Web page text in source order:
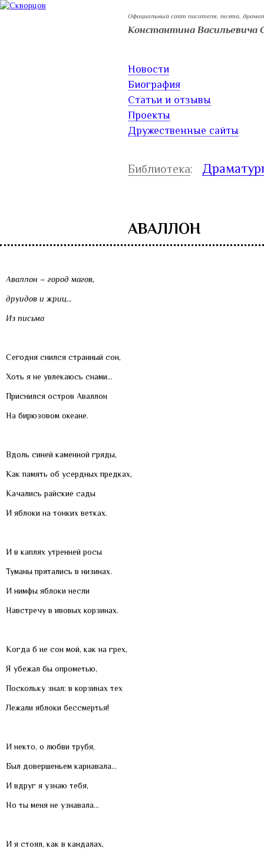
Официальный сайт писателя, поэта,
Константина Васильевича
Новости
Биография
Статьи и отзывы
Проекты
Дружественные сайты
Библиотека:
АВАЛЛОН
Аваллон – город магов,
друидов и жриц…
Из письма
Сегодня снился странный сон,
Хоть я не увлекаюсь снами…
Приснился остров Аваллон
На бирюзовом океане.
Вдоль синей каменной гряды,
Как память об усердных предках,
Качались райские сады
И яблоки на тонких ветках.
И в каплях утренней росы
Туманы прятались в низинах.
И нимфы яблоки несли
Навстречу в ивовых корзинах.
Когда б не сон мой, как на грех,
Я убежал бы опрометью,
Поскольку знал: в корзинах тех
Лежали яблоки бессмертья!
И некто, о любви трубя,
Был довершеньем карнавала…
И вдруг я узнаю тебя,
Но ты меня не узнавала…
И я стоял, как в кандалах,